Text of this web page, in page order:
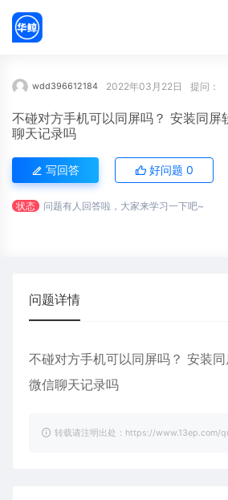
wdd396612184 2022年03月22日 提问：
不碰对方手机可以同屏吗？ 安装同屏
聊天记录吗
写回答 好问题 0
状态 问题有人回答啦，大家来学习一下吧~
问题详情
不碰对方手机可以同屏吗？ 安装
微信聊天记录吗
转载请注明出处：https://www.13ep.com/